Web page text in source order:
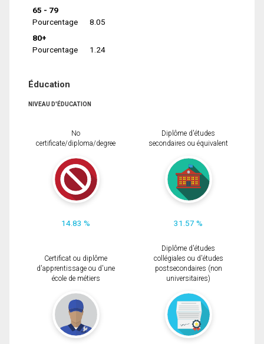
65 - 79
Pourcentage
8.05
80+
Pourcentage
1.24
Éducation
NIVEAU D'ÉDUCATION
No
certificate/diploma/degree
14.83 %
Diplôme d'études
secondaires ou équivalent
31.57 %
Certificat ou diplôme
d'apprentissage ou d'une
école de métiers
Diplôme d'études
collégiales ou d'études
postsecondaires (non
universitaires)